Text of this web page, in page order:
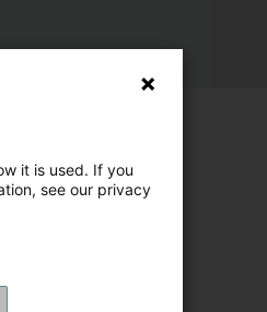
it is used. If you
see our privacy